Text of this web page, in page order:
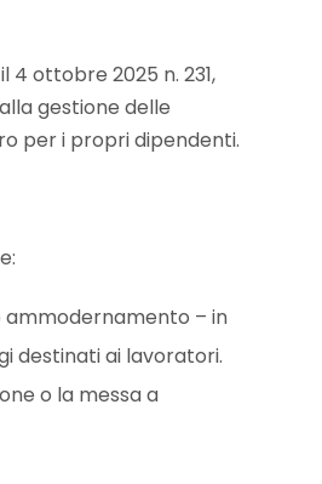
4 ottobre 2025 n. 231,
gestione delle
per i propri dipendenti.
ammodernamento – in
destinati ai lavoratori.
o la messa a